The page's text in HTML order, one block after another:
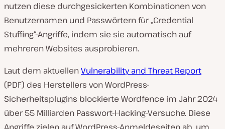
nutzen diese durchgesickerten Kombinationen von
Benutzernamen und Passwörtern für „Credential
Stuffing“-Angriffe, indem sie sie automatisch auf
mehreren Websites ausprobieren.
Laut dem aktuellenVulnerability and Threat Report
(PDF) des Herstellers von WordPress-
Sicherheitsplugins blockierte Wordfence im Jahr 2024
über 55 Milliarden Passwort-Hacking-Versuche. Diese